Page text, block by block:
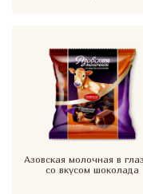
Азовская молочная в
со вкусом шоколада